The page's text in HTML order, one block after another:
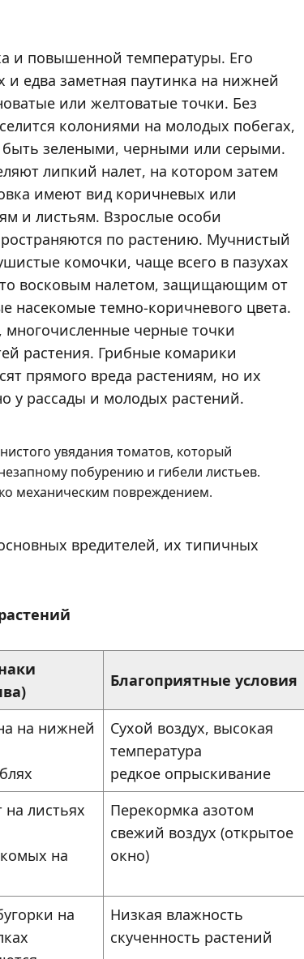
и повышенной температуры. Его
и едва заметная паутинка на нижней
или желтоватые точки. Без
колониями на молодых побегах,
быть зелеными, черными или серыми.
липкий налет, на котором затем
имеют вид коричневых или
и листьям. Взрослые особи
по растению. Мучнистый
комочки, чаще всего в пазухах
восковым налетом, защищающим от
насекомые темно-коричневого цвета.
черные точки
растения. Грибные комарики
прямого вреда растениям, но их
у рассады и молодых растений.
увядания томатов, который
побурению и гибели листьев.
механическим повреждением.
вредителей, их типичных
Благоприятные условия
на нижней
Сухой воздух, высокая
температура
редкое опрыскивание
листьях
на
Перекормка азотом
свежий воздух (открытое
окно)
на
Низкая влажность
скученность растений